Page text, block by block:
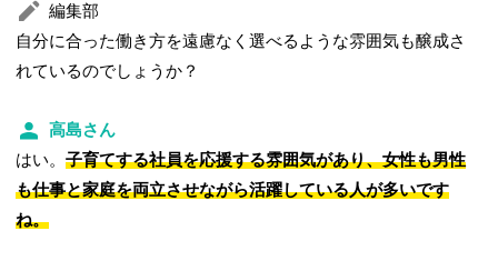
編集部
自分に合った働き方を遠慮なく選べるような雰囲気も醸成さ
れているのでしょうか？
高島さん
はい。子育てする社員を応援する雰囲気があり、女性も男性
も仕事と家庭を両立させながら活躍している人が多いです
ね。